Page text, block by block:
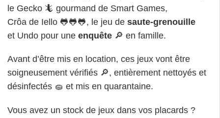
le Gecko 🦎 gourmand de Smart Games,
Crôa de Iello 🐸🐸🐸, le jeu de saute-grenouille
et Undo pour une enquête 🔎 en famille.
Avant d’être mis en location, ces jeux vont être
soigneusement vérifiés 🔎, entièrement nettoyés et
désinfectés 🧽 et mis en quarantaine.
Vous avez un stock de jeux dans vos placards ?